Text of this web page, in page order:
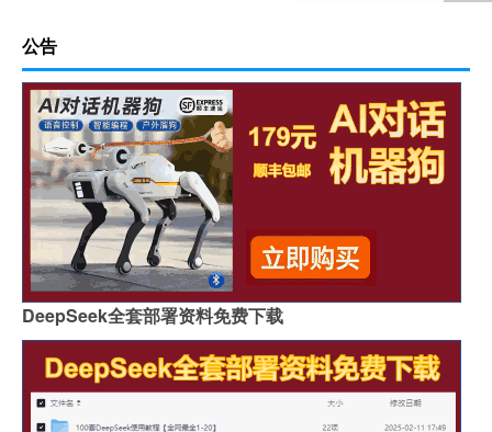
公告
DeepSeek全套部署资料免费下载